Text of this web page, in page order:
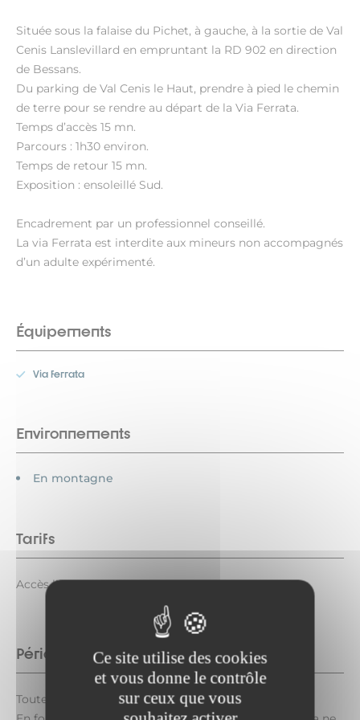
Ce site utilise des cookies
et vous donne le contrôle
sur ceux que vous
Située sous la falaise du Pichet, à gauche, à la sortie de Val
Cenis Lanslevillard en empruntant la RD 902 en direction
de Bessans.
Du parking de Val Cenis le Haut, prendre à pied le chemin
de terre pour se rendre au départ de la Via Ferrata.
Temps d’accès 15 mn.
Parcours : 1h30 environ.
Temps de retour 15 mn.
Exposition : ensoleillé Sud.
Encadrement par un professionnel conseillé.
La via Ferrata est interdite aux mineurs non accompagnés
d’un adulte expérimenté.
Équipements
Via ferrata
Environnements
En montagne
Tarifs
Accès libre.
Période d'ouverture
Toute l'année tous les jours.